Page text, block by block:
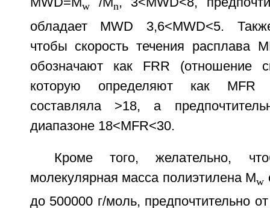
w n
обладает MWD 3,6<MWD<5.
чтобы скорость течения расплава
обозначают как FRR (отношение
которую определяют как MFR
составляла >18, а
диапазоне 18<MFR<30.
Кроме того, желательно,
молекулярная масса полиэтилена Mw
до 500000 г/моль, предпочтительно